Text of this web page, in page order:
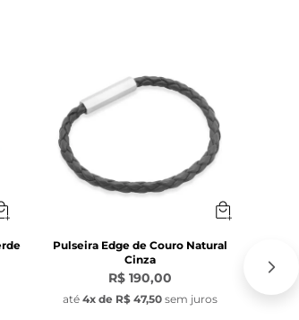
Pulseira Edge de Couro Natural
Cinza
R$ 190,00
até 4x de R$ 47,50 sem juros